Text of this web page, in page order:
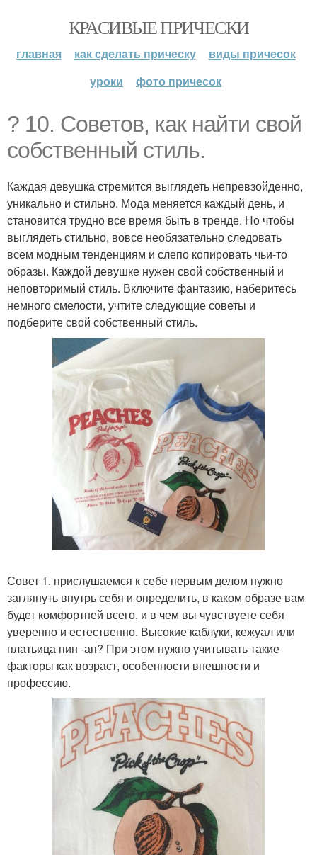
КРАСИВЫЕ ПРИЧЕСКИ
главная как сделать прическу
виды причесок
уроки
фото причесок
? 10. Советов, как найти свой
собственный стиль.
Каждая девушка стремится выглядеть непревзойденно,
уникально и стильно. Мода меняется каждый день, и
становится трудно все время быть в тренде. Но чтобы
выглядеть стильно, вовсе необязательно следовать
всем модным тенденциям и слепо копировать чьи-то
образы. Каждой девушке нужен свой собственный и
неповторимый стиль. Включите фантазию, наберитесь
немного смелости, учтите следующие советы и
подберите свой собственный стиль.
Совет 1. прислушаемся к себе первым делом нужно
заглянуть внутрь себя и определить, в каком образе вам
будет комфортней всего, и в чем вы чувствуете себя
уверенно и естественно. Высокие каблуки, кежуал или
платьица пин -ап? При этом нужно учитывать такие
факторы как возраст, особенности внешности и
профессию.